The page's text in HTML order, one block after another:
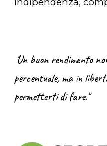
Un buon rendimento
percentuale, ma in
permetterti di fare."